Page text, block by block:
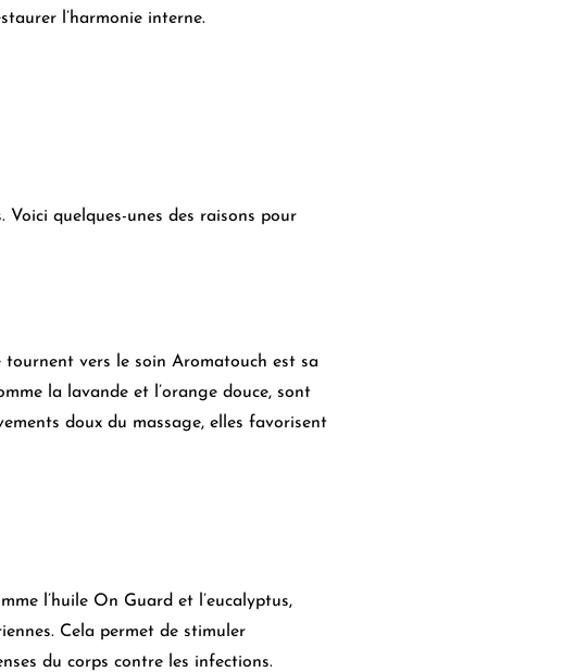
l’harmonie interne.
quelques-unes des raisons pour
tournent vers le soin Aromatouch est sa
la lavande et l’orange douce, sont
doux du massage, elles favorisent
l’huile On Guard et l’eucalyptus,
Cela permet de stimuler
du corps contre les infections.